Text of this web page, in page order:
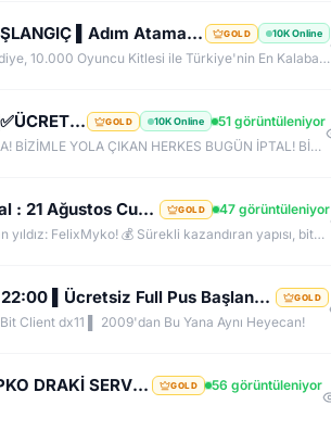
❌ LOGOSWAR.COM ❌ [ 83/1 ] PK SERVER ▌FULL ITEM BAŞLANGIÇ ▌Adım Atamayacağın Kadar Kalabalık GOLD 10K Online
83 LvL. Ful İtem ile Başla, Direk PK'ya Hazir Bir PvP Server, Full Pus'da Hediye, 10.000 Oyuncu Kitlesi ile Türkiye'nin En Kalabalık PK Serveri, Sizlerde Hemen Yerinizi Alın.
⢾█▓ ✪ ✅HeavenKO.com ✅▓█⡷⭐7 AĞUSTOS 22.00⭐⢾█▓✅ÜCRETSİZ GENİE LOOT✅▓█⡷⭐AKADEMİ⭐DX11 GOLD 10K Online
51 görüntüleniyor
7 AĞUSTOS SAAT 22:00 DA SAKIN BU FIRSATI KAÇIRMA! BİZİMLE YOLA ÇIKAN HERKES BUGÜN İPTAL! BİZ İSE 6.AYIMIZI DEVİRDİK, İLK GÜNKİ GİBİ GEÇ KALMAYACAĞIN TEK SİSTEM!
FelixMyko.Com ▌Old Myko v.1098 ▌70 Level CAP ▌Official : 21 Ağustos Cuma 22:00 ▌Starter Paket Bizden GOLD
47 görüntüleniyor
🚀 Sıkıcı sunuculara veda etme zamanı geldi! ⭐ Parlayan yıldız: FelixMyko! 💰 Sürekli kazandıran yapısı, bitmek bilmeyen Farm ve PK heyecanıyla eski MyKO ruhunu yeniden yaşamaya hazır ol! 📅 Açılış: 21 Ağustos Cuma – 🕙 22:00 🌐 Adres: FelixMyko.com 🎁 2.000 TL bakiye değerinde Starter Paket HEDİYE! 🔑 Starter Paket Kodu: 99998888777766665555 🌐 Panel: https://www.felixmyko.com 👉 Discord: http://discord.gg/MYACS 🟢 WhatsApp: https://wp.felixmyko.com ⚔️ Eski günlerin efsane savaşlarını, dostluk
TURKKO.NET ▌''ACADEMY'' Sunucusu 10 TEMMUZ Time 22:00 ▌Ücretsiz Full Pus Başlangıç ▌83/5 PK Server GOLD
Client dx11 ▌ 2009'dan Bu Yana Aynı Heyecan!
⚔️ko2me.com⚔️ v1299 ⚔️DİEZ ⚔️ OFFİCAL 17.07.2026⚔️ JAPKO DRAKİ SERVER GOLD
56 görüntüleniyor